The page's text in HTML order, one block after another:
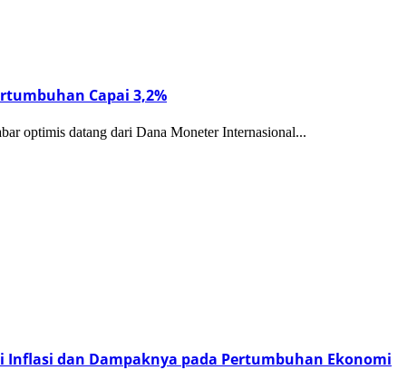
Capai 3,2%
optimis datang dari Dana Moneter Internasional...
dan Dampaknya pada Pertumbuhan Ekonomi